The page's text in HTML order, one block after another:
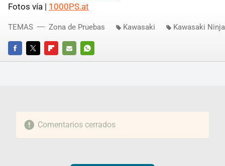
Fotos vía | 1000PS.at
FACEBOOKTWITTERFLIPBOARD
E-
WHATSAPP
TEMAS Zona de Pruebas Kawasaki Kawasaki
Comentarios cerrados